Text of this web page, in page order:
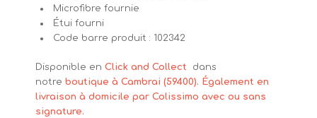
Microfibre fournie
Étui fourni
Code barre produit : 102342
Disponible en Click and Collect dans
notre boutique à Cambrai (59400). Également en
livraison à domicile par Colissimo avec ou sans
signature.